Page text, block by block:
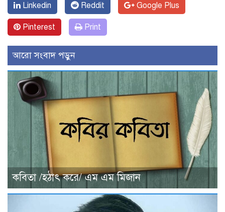
Linkedin Reddit Google Plus
Pinterest Print
আরো সংবাদ পড়ুন
কবিতা /হঠাৎ করে/ এম এম মিজান